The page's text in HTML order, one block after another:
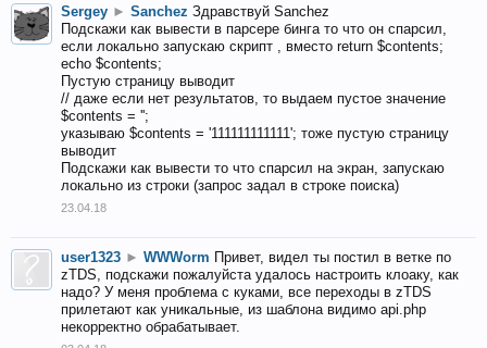
Sergey ► Sanchez Здравствуй Sanchez
Подскажи как вывести в парсере бинга то что он спарсил,
если локально запускаю скрипт , вместо return $contents;
echo $contents;
Пустую страницу выводит
// даже если нет результатов, то выдаем пустое значение
$contents = '';
указываю $contents = '111111111111'; тоже пустую страницу
выводит
Подскажи как вывести то что спарсил на экран, запускаю
локально из строки (запрос задал в строке поиска)
23.04.18
user1323 ► WWWorm Привет, видел ты постил в ветке по
zTDS, подскажи пожалуйста удалось настроить клоаку, как
надо? У меня проблема с куками, все переходы в zTDS
прилетают как уникальные, из шаблона видимо api.php
некорректно обрабатывает.